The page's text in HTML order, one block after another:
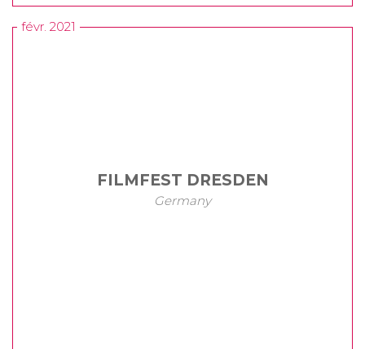
févr. 2021
FILMFEST DRESDEN
Germany